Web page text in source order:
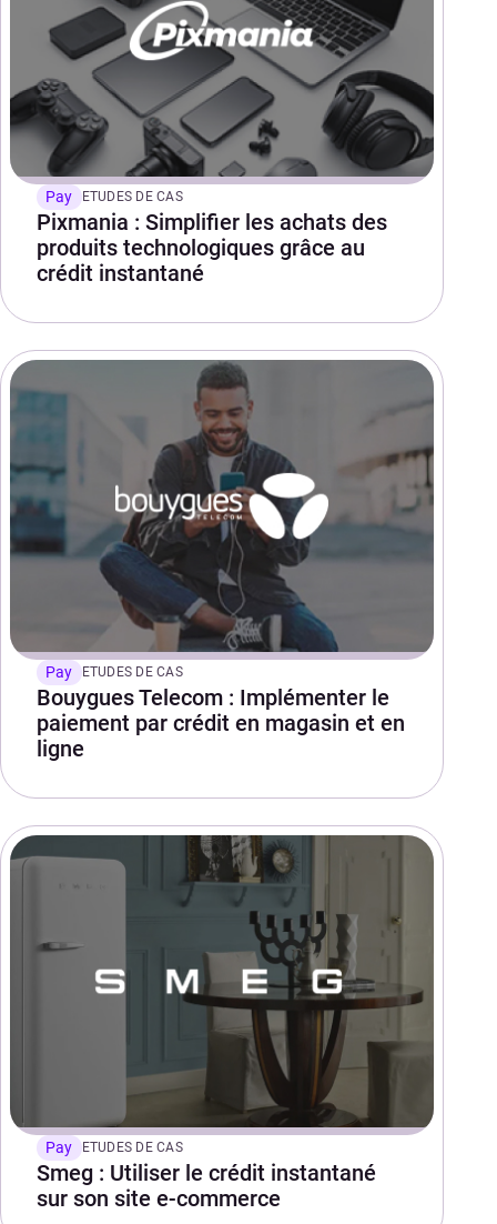
Pay ETUDES DE CAS
Pixmania : Simplifier les achats des
produits technologiques grâce au
crédit instantané
Pay ETUDES DE CAS
Bouygues Telecom : Implémenter le
paiement par crédit en magasin et en
ligne
Pay ETUDES DE CAS
Smeg : Utiliser le crédit instantané
sur son site e-commerce